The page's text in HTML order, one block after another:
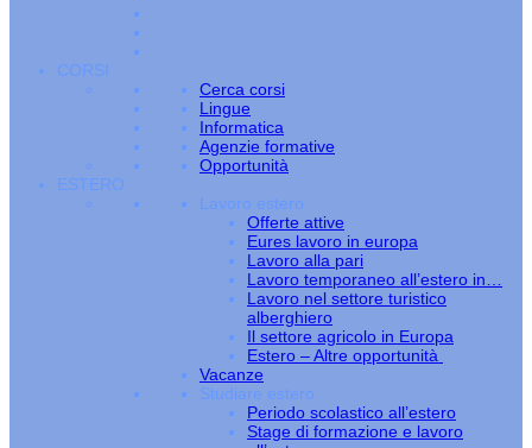
CORSI
Cerca corsi
Lingue
Informatica
Agenzie formative
Opportunità
ESTERO
Lavoro estero
Offerte attive
Eures lavoro in europa
Lavoro alla pari
Lavoro temporaneo all’estero in…
Lavoro nel settore turistico
alberghiero
Il settore agricolo in Europa
Estero – Altre opportunità
Vacanze
Studiare estero
Periodo scolastico all’estero
Stage di formazione e lavoro